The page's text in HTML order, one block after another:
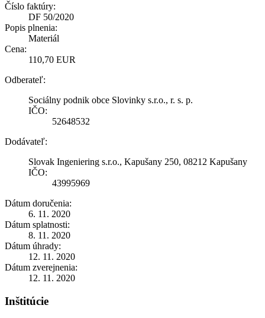
Číslo faktúry:
DF 50/2020
Popis plnenia:
Materiál
Cena:
110,70 EUR
Odberateľ:
Sociálny podnik obce Slovinky s.r.o., r. s. p.
IČO:
52648532
Dodávateľ:
Slovak Ingeniering s.r.o., Kapušany 250, 08212 Kapušany
IČO:
43995969
Dátum doručenia:
6. 11. 2020
Dátum splatnosti:
8. 11. 2020
Dátum úhrady:
12. 11. 2020
Dátum zverejnenia:
12. 11. 2020
Inštitúcie